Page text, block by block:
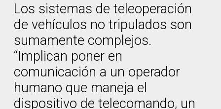
Los sistemas de teleoperación
de vehículos no tripulados son
sumamente complejos.
“Implican poner en
comunicación a un operador
humano que maneja el
dispositivo de telecomando, un